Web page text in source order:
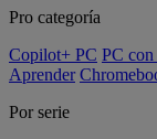
Pro categoría
Copilot+ PC PC
Aprender
Por serie